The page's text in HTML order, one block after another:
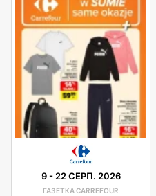
9-22 СЕРП. 2026
ГАЗЕТКА CARREFOUR